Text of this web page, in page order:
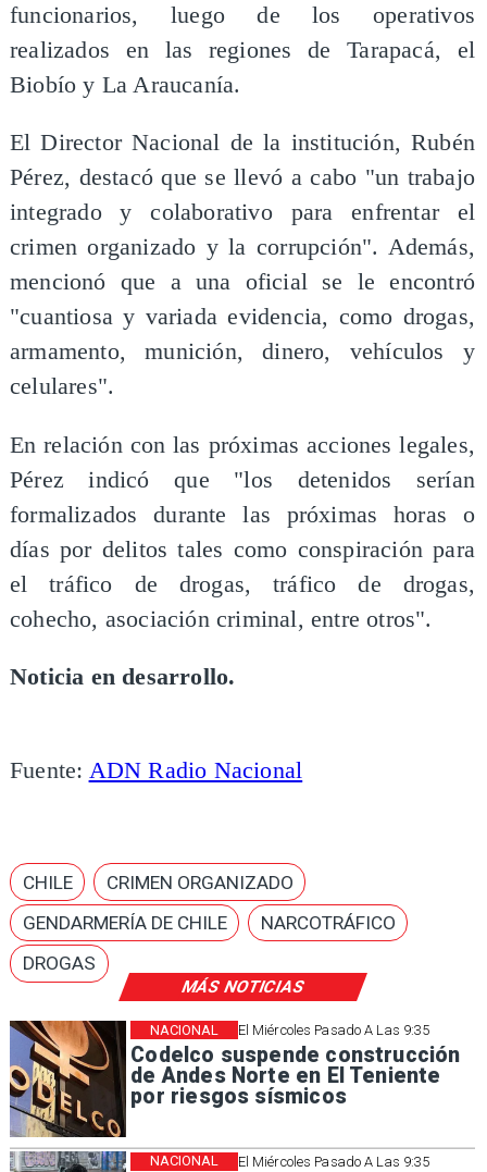
MÁS NOTICIAS
El Miércoles Pasado A Las 9:35
Codelco suspende construcción
de Andes Norte en El Teniente
por riesgos sísmicos
NACIONAL
El Miércoles Pasado A Las 9:35
NACIONAL
funcionarios, luego de los operativos
realizados en las regiones de Tarapacá, el
Biobío y La Araucanía.
El Director Nacional de la institución, Rubén
Pérez, destacó que se llevó a cabo "un trabajo
integrado y colaborativo para enfrentar el
crimen organizado y la corrupción". Además,
mencionó que a una oficial se le encontró
"cuantiosa y variada evidencia, como drogas,
armamento, munición, dinero, vehículos y
celulares".
En relación con las próximas acciones legales,
Pérez indicó que "los detenidos serían
formalizados durante las próximas horas o
días por delitos tales como conspiración para
el tráfico de drogas, tráfico de drogas,
cohecho, asociación criminal, entre otros".
Noticia en desarrollo.
​Fuente: ADN Radio Nacional
CHILE
CRIMEN ORGANIZADO
GENDARMERÍA DE CHILE
NARCOTRÁFICO
DROGAS